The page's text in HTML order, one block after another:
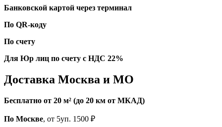
Банковской картой через терминал
По QR-коду
По счету
Для Юр лиц по счету с НДС 22%
Доставка Москва и МО
Бесплатно от 20 м² (до 20 км от МКАД)
По Москве, от 5уп. 1500 ₽